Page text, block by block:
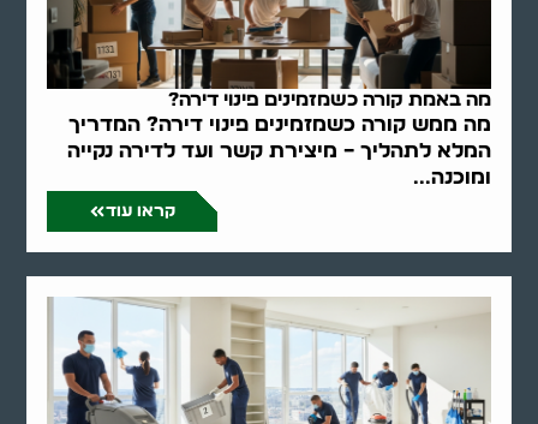
מה באמת קורה כשמזמינים פינוי דירה?
מה ממש קורה כשמזמינים פינוי דירה? המדריך
המלא לתהליך – מיצירת קשר ועד לדירה נקייה
ומוכנה...
קראו עוד